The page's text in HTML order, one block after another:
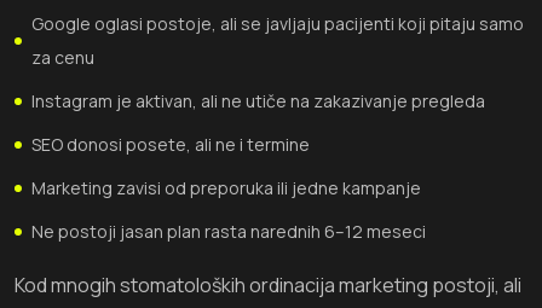
Google oglasi postoje, ali se javljaju pacijenti koji pitaju samo
za cenu
Instagram je aktivan, ali ne utiče na zakazivanje pregleda
SEO donosi posete, ali ne i termine
Marketing zavisi od preporuka ili jedne kampanje
Ne postoji jasan plan rasta narednih 6–12 meseci
Kod mnogih stomatoloških ordinacija marketing postoji, ali